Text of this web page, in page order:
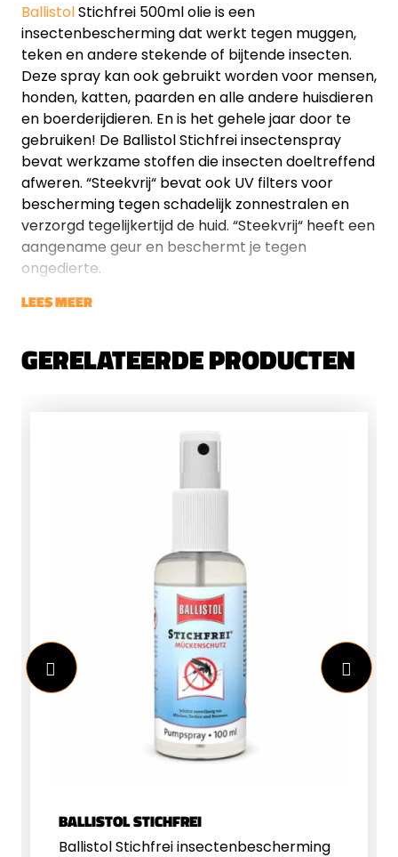
BallistolStichfrei 500ml olie is een
insectenbescherming dat werkt tegen muggen,
teken en andere stekende of bijtende insecten.
Deze spray kan ook gebruikt worden voor mensen,
honden, katten, paarden en alle andere huisdieren
en boerderijdieren. En is het gehele jaar door te
gebruiken! De Ballistol Stichfrei insectenspray
bevat werkzame stoffen die insecten doeltreffend
afweren. “Steekvrij“ bevat ook UV filters voor
bescherming tegen schadelijk zonnestralen en
verzorgd tegelijkertijd de huid. “Steekvrij“ heeft een
aangename geur en beschermt je tegen
ongedierte.
LEES MEER
GERELATEERDE PRODUCTEN
BALLISTOL STICHFREI
Ballistol Stichfrei insectenbescherming